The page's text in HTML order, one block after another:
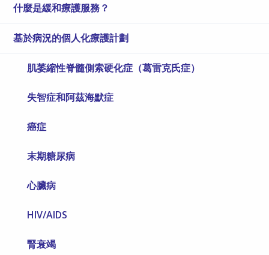
什麼是緩和療護服務？
基於病況的個人化療護計劃
肌萎縮性脊髓側索硬化症（葛雷克氏症）
失智症和阿茲海默症
癌症
末期糖尿病
心臟病
HIV/AIDS
腎衰竭